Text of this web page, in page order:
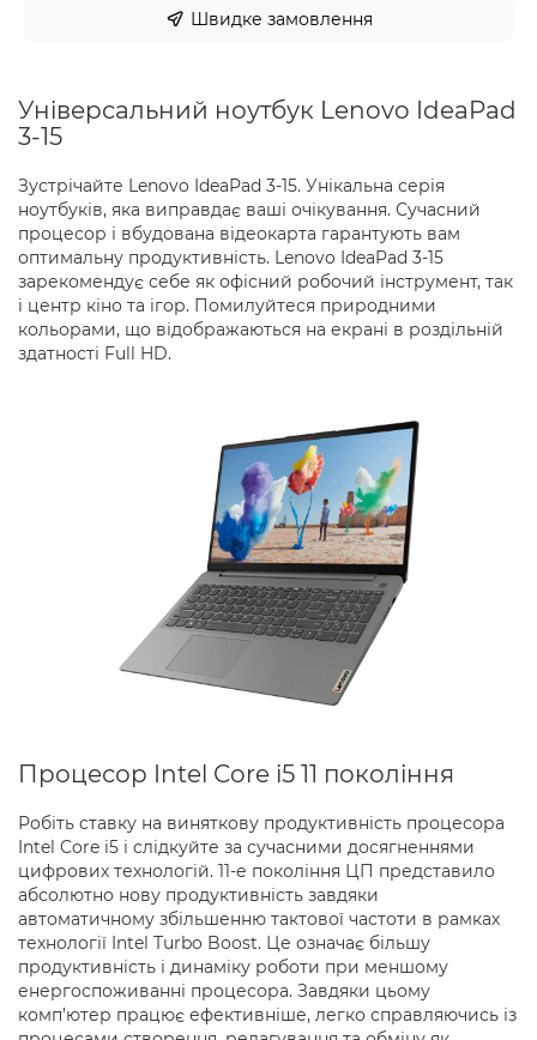
Швидке замовлення
Універсальний ноутбук Lenovo IdeaPad
3-15
Зустрічайте Lenovo IdeaPad 3-15. Унікальна серія
ноутбуків, яка виправдає ваші очікування. Сучасний
процесор і вбудована відеокарта гарантують вам
оптимальну продуктивність. Lenovo IdeaPad 3-15
зарекомендує себе як офісний робочий інструмент, так
і центр кіно та ігор. Помилуйтеся природними
кольорами, що відображаються на екрані в роздільній
здатності Full HD.
Процесор Intel Core i5 11 покоління
Робіть ставку на виняткову продуктивність процесора
Intel Core i5 і слідкуйте за сучасними досягненнями
цифрових технологій. 11-е покоління ЦП представило
абсолютно нову продуктивність завдяки
автоматичному збільшенню тактової частоти в рамках
технології Intel Turbo Boost. Це означає більшу
продуктивність і динаміку роботи при меншому
енергоспоживанні процесора. Завдяки цьому
комп’ютер працює ефективніше, легко справляючись із